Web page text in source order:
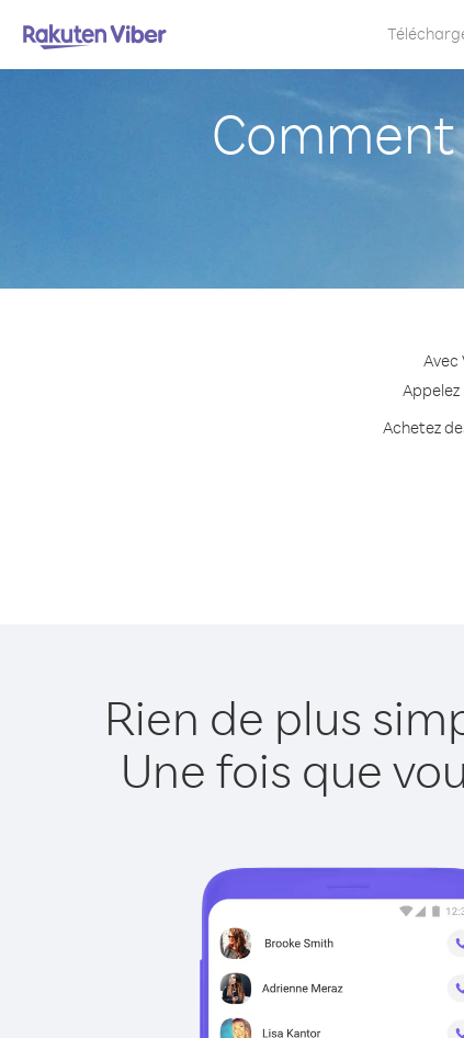
Avec
Achetez
Rien de plus
Une fois que